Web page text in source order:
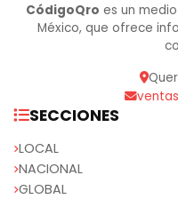
CódigoQro es un
México, que ofrece
SECCIONES
LOCAL
NACIONAL
GLOBAL